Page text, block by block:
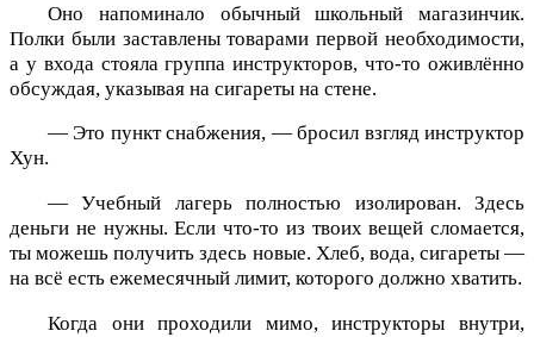
Оно напоминало обычный школьный магазинчик.
Полки были заставлены товарами первой необходимости,
а у входа стояла группа инструкторов, что-то оживлённо
обсуждая, указывая на сигареты на стене.
— Это пункт снабжения, — бросил взгляд инструктор
Хун.
— Учебный лагерь полностью изолирован. Здесь
деньги не нужны. Если что-то из твоих вещей сломается,
ты можешь получить здесь новые. Хлеб, вода, сигареты —
на всё есть ежемесячный лимит, которого должно хватить.
Когда они проходили мимо, инструкторы внутри,